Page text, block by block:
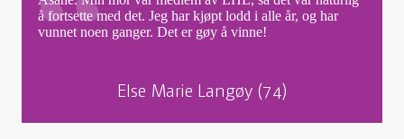
å fortsette med det. Jeg har kjøpt lodd i alle år, og har
vunnet noen ganger. Det er gøy å vinne!
Else Marie Langøy (74)